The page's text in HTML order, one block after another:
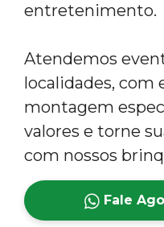
entretenimento.
Atendemos
localidades, com
montagem
valores e torne
com nossos
Fale